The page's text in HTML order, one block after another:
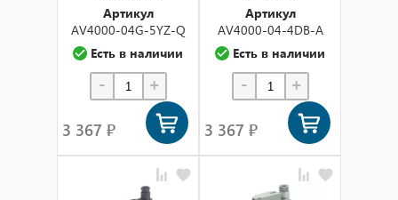
Артикул
AV4000-04G-5YZ-Q
Есть в наличии
- +
3 367 ₽
Артикул
AV4000-04-4DB-A
Есть в наличии
- +
3 367 ₽